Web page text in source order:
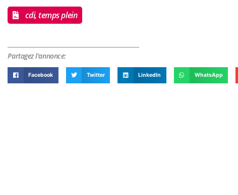
cdi, temps plein
Partagez l'annonce:
Facebook Twitter LinkedIn WhatsApp